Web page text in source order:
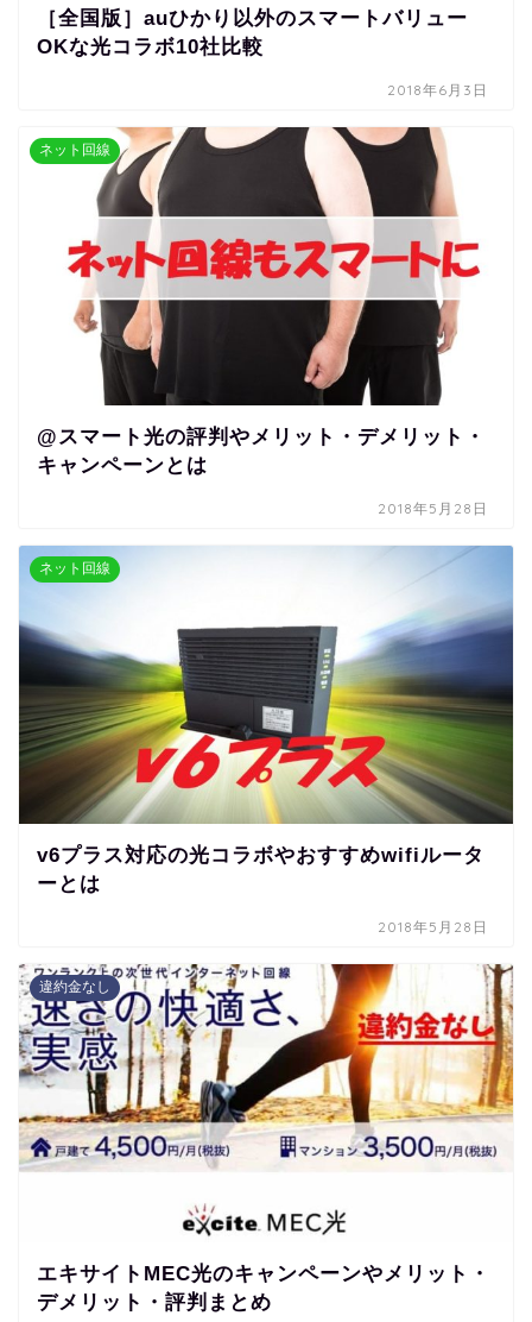
［全国版］auひかり以外のスマートバリュー
OKな光コラボ10社比較
2018年6月3日
ネット回線
@スマート光の評判やメリット・デメリット・
キャンペーンとは
2018年5月28日
ネット回線
v6プラス対応の光コラボやおすすめwifiルータ
ーとは
2018年5月28日
違約金なし
エキサイトMEC光のキャンペーンやメリット・
デメリット・評判まとめ